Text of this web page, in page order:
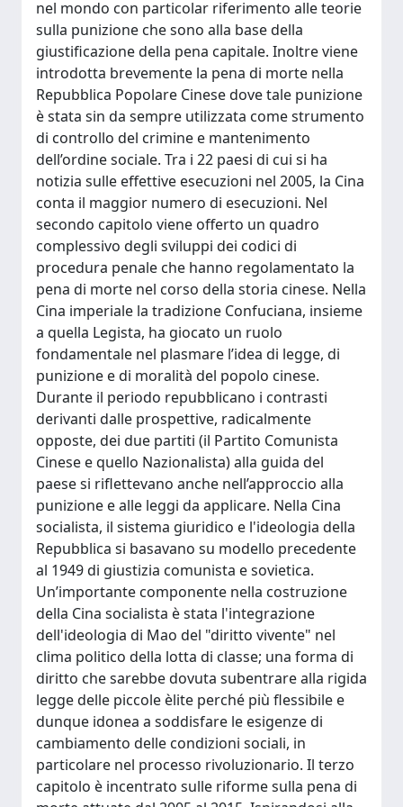
nel mondo con particolar riferimento alle teorie
sulla punizione che sono alla base della
giustificazione della pena capitale. Inoltre viene
introdotta brevemente la pena di morte nella
Repubblica Popolare Cinese dove tale punizione
è stata sin da sempre utilizzata come strumento
di controllo del crimine e mantenimento
dell’ordine sociale. Tra i 22 paesi di cui si ha
notizia sulle effettive esecuzioni nel 2005, la Cina
conta il maggior numero di esecuzioni. Nel
secondo capitolo viene offerto un quadro
complessivo degli sviluppi dei codici di
procedura penale che hanno regolamentato la
pena di morte nel corso della storia cinese. Nella
Cina imperiale la tradizione Confuciana, insieme
a quella Legista, ha giocato un ruolo
fondamentale nel plasmare l’idea di legge, di
punizione e di moralità del popolo cinese.
Durante il periodo repubblicano i contrasti
derivanti dalle prospettive, radicalmente
opposte, dei due partiti (il Partito Comunista
Cinese e quello Nazionalista) alla guida del
paese si riflettevano anche nell’approccio alla
punizione e alle leggi da applicare. Nella Cina
socialista, il sistema giuridico e l'ideologia della
Repubblica si basavano su modello precedente
al 1949 di giustizia comunista e sovietica.
Un’importante componente nella costruzione
della Cina socialista è stata l'integrazione
dell'ideologia di Mao del "diritto vivente" nel
clima politico della lotta di classe; una forma di
diritto che sarebbe dovuta subentrare alla rigida
legge delle piccole èlite perché più flessibile e
dunque idonea a soddisfare le esigenze di
cambiamento delle condizioni sociali, in
particolare nel processo rivoluzionario. Il terzo
capitolo è incentrato sulle riforme sulla pena di